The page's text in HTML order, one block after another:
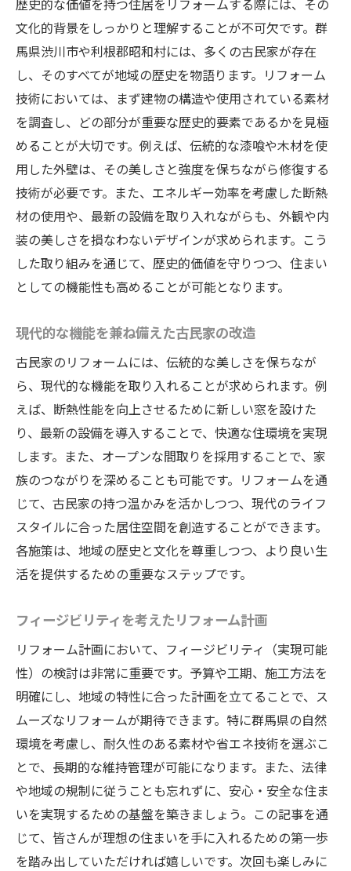
歴史的な価値を持つ住居をリフォームする際には、その
文化的背景をしっかりと理解することが不可欠です。群
馬県渋川市や利根郡昭和村には、多くの古民家が存在
し、そのすべてが地域の歴史を物語ります。リフォーム
技術においては、まず建物の構造や使用されている素材
を調査し、どの部分が重要な歴史的要素であるかを見極
めることが大切です。例えば、伝統的な漆喰や木材を使
用した外壁は、その美しさと強度を保ちながら修復する
技術が必要です。また、エネルギー効率を考慮した断熱
材の使用や、最新の設備を取り入れながらも、外観や内
装の美しさを損なわないデザインが求められます。こう
した取り組みを通じて、歴史的価値を守りつつ、住まい
としての機能性も高めることが可能となります。
現代的な機能を兼ね備えた古民家の改造
古民家のリフォームには、伝統的な美しさを保ちなが
ら、現代的な機能を取り入れることが求められます。例
えば、断熱性能を向上させるために新しい窓を設けた
り、最新の設備を導入することで、快適な住環境を実現
します。また、オープンな間取りを採用することで、家
族のつながりを深めることも可能です。リフォームを通
じて、古民家の持つ温かみを活かしつつ、現代のライフ
スタイルに合った居住空間を創造することができます。
各施策は、地域の歴史と文化を尊重しつつ、より良い生
活を提供するための重要なステップです。
フィージビリティを考えたリフォーム計画
リフォーム計画において、フィージビリティ（実現可能
性）の検討は非常に重要です。予算や工期、施工方法を
明確にし、地域の特性に合った計画を立てることで、ス
ムーズなリフォームが期待できます。特に群馬県の自然
環境を考慮し、耐久性のある素材や省エネ技術を選ぶこ
とで、長期的な維持管理が可能になります。また、法律
や地域の規制に従うことも忘れずに、安心・安全な住ま
いを実現するための基盤を築きましょう。この記事を通
じて、皆さんが理想の住まいを手に入れるための第一歩
を踏み出していただければ嬉しいです。次回も楽しみに